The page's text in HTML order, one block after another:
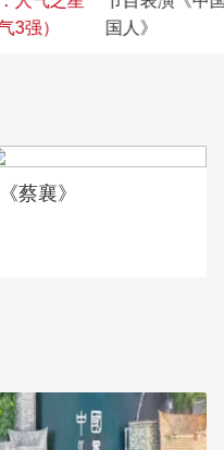
3强）
国人》
《蔡襄》